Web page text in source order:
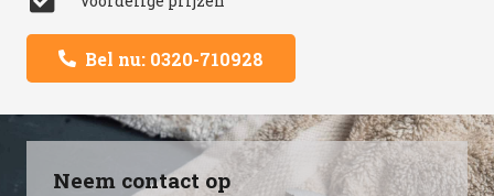
Bel nu: 0320-710928
Neem contact op